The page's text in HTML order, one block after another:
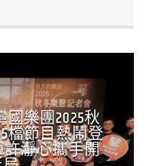
國樂團2025秋
檔節目熱鬧登
瀞心攜手開